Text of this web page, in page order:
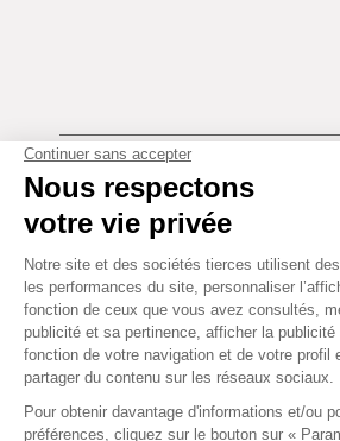
Tous droits réservés © Autobacs
Mentions légales RGPD
Cookies CGV
Facebook